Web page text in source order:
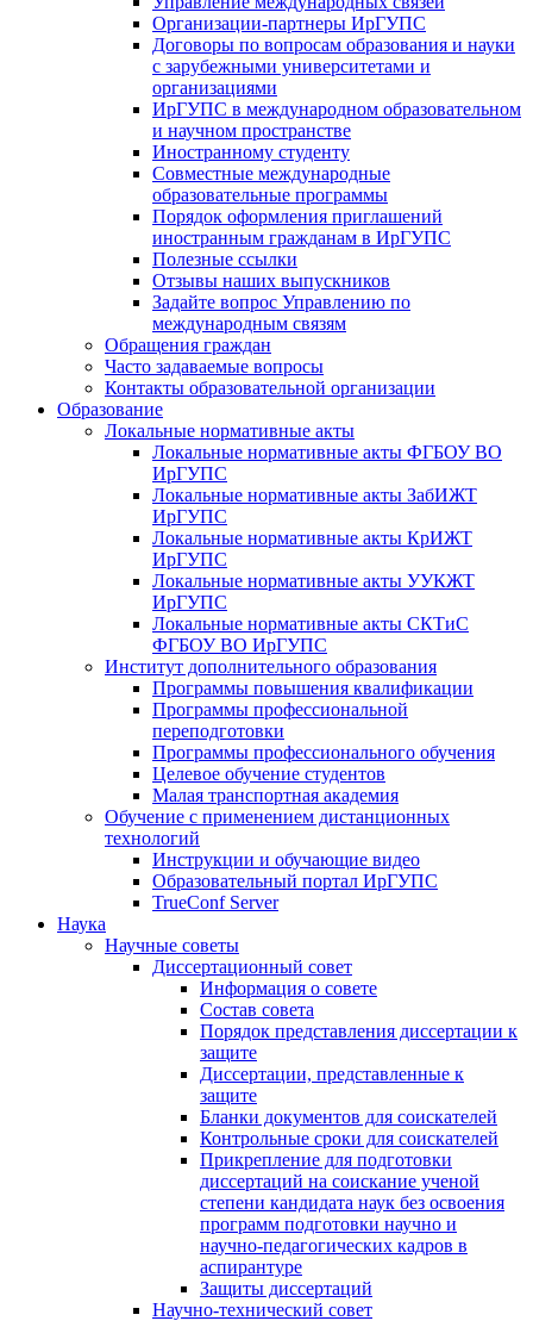
Организации-партнеры ИрГУПС
Договоры по вопросам образования и науки
с зарубежными университетами и
организациями
ИрГУПС в международном образовательном
и научном пространстве
Иностранному студенту
Совместные международные
образовательные программы
Порядок оформления приглашений
иностранным гражданам в ИрГУПС
Полезные ссылки
Отзывы наших выпускников
Задайте вопрос Управлению по
международным связям
Обращения граждан
Часто задаваемые вопросы
Контакты образовательной организации
Образование
Локальные нормативные акты
Локальные нормативные акты ФГБОУ ВО
ИрГУПС
Локальные нормативные акты ЗабИЖТ
ИрГУПС
Локальные нормативные акты КрИЖТ
ИрГУПС
Локальные нормативные акты УУКЖТ
ИрГУПС
Локальные нормативные акты СКТиС
ФГБОУ ВО ИрГУПС
Институт дополнительного образования
Программы повышения квалификации
Программы профессиональной
переподготовки
Программы профессионального обучения
Целевое обучение студентов
Малая транспортная академия
Обучение с применением дистанционных
технологий
Инструкции и обучающие видео
Образовательный портал ИрГУПС
TrueConf Server
Наука
Научные советы
Диссертационный совет
Информация о совете
Состав совета
Порядок представления диссертации к
защите
Диссертации, представленные к
защите
Бланки документов для соискателей
Контрольные сроки для соискателей
Прикрепление для подготовки
диссертаций на соискание ученой
степени кандидата наук без освоения
программ подготовки научно и
научно-педагогических кадров в
аспирантуре
Защиты диссертаций
Научно-технический совет